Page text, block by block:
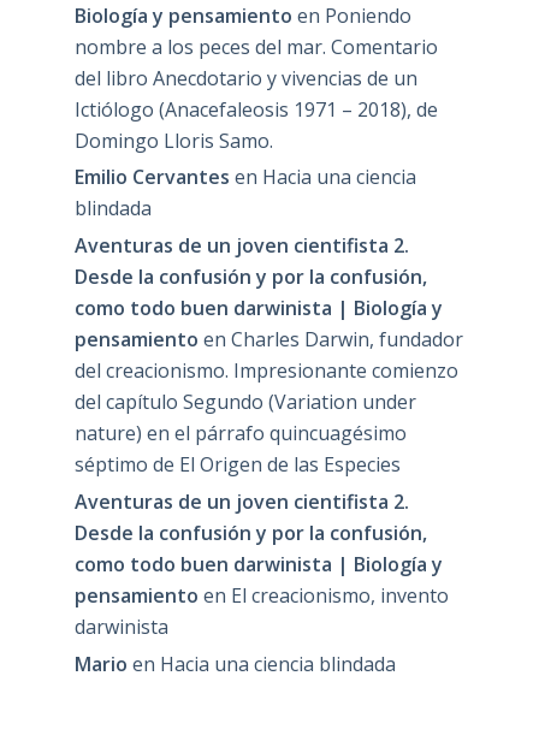
Biología y pensamiento en Poniendo
nombre a los peces del mar. Comentario
del libro Anecdotario y vivencias de un
Ictiólogo (Anacefaleosis 1971 – 2018), de
Domingo Lloris Samo.
Emilio Cervantes en Hacia una ciencia
blindada
Aventuras de un joven cientifista 2.
Desde la confusión y por la confusión,
como todo buen darwinista | Biología y
pensamiento en Charles Darwin, fundador
del creacionismo. Impresionante comienzo
del capítulo Segundo (Variation under
nature) en el párrafo quincuagésimo
séptimo de El Origen de las Especies
Aventuras de un joven cientifista 2.
Desde la confusión y por la confusión,
como todo buen darwinista | Biología y
pensamiento en El creacionismo, invento
darwinista
Mario en Hacia una ciencia blindada